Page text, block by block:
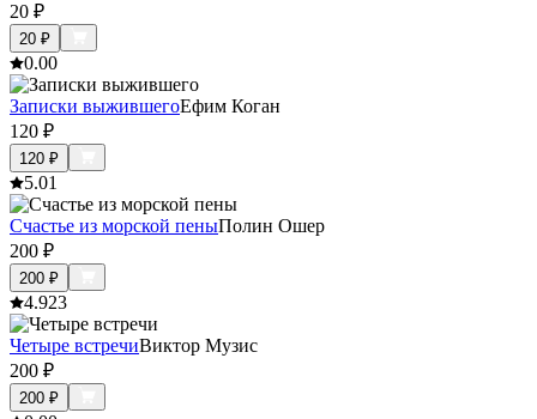
20 ₽
20 ₽
0.00
Записки выжившегоЕфим Коган
120 ₽
120 ₽
5.01
Счастье из морской пеныПолин Ошер
200 ₽
200 ₽
4.923
Четыре встречиВиктор Музис
200 ₽
200 ₽